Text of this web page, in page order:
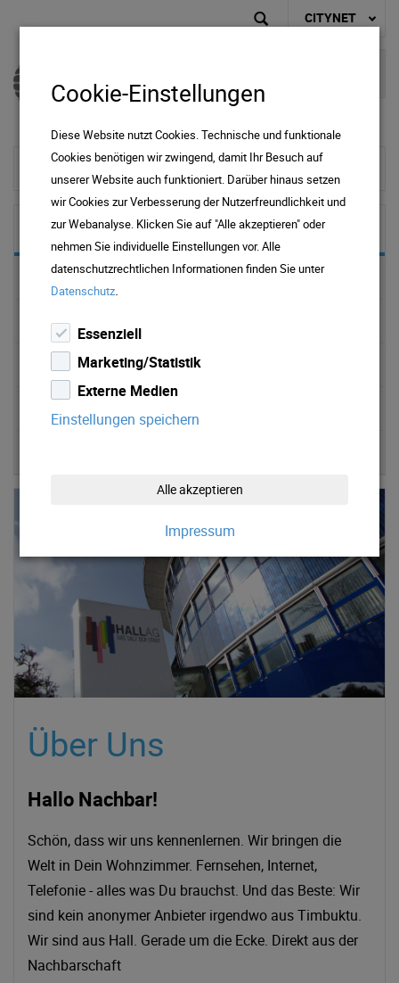
CITYNET
Über Uns
Hallo Nachbar!
Schön, dass wir uns kennenlernen. Wir bringen die
Welt in Dein Wohnzimmer. Fernsehen, Internet,
Telefonie - alles was Du brauchst. Und das Beste: Wir
sind kein anonymer Anbieter irgendwo aus Timbuktu.
Wir sind aus Hall. Gerade um die Ecke. Direkt aus der
Nachbarschaft
Über Uns
Versorgungsgebiet Regional
Carrier Netzwerk
Internet Backbone
Cookie-Einstellungen
Diese Website nutzt Cookies. Technische und funktionale
Cookies benötigen wir zwingend, damit Ihr Besuch auf
unserer Website auch funktioniert. Darüber hinaus setzen
wir Cookies zur Verbesserung der Nutzerfreundlichkeit und
zur Webanalyse. Klicken Sie auf "Alle akzeptieren" oder
nehmen Sie individuelle Einstellungen vor. Alle
datenschutzrechtlichen Informationen finden Sie unter
Datenschutz.
Essenziell
Marketing/Statistik
Externe Medien
Einstellungen speichern
Alle akzeptieren
Impressum